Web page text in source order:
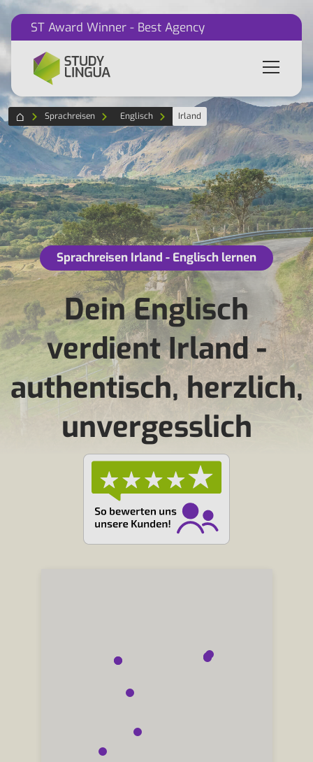
ST Award Winner - Best Agency
Sprachreisen Englisch Irland
Sprachreisen Irland - Englisch lernen
Dein Englisch
verdient Irland -
authentisch, herzlich,
unvergesslich